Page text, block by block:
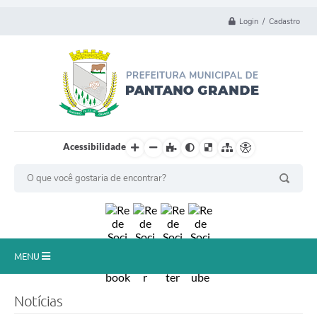
Login / Cadastro
Acessibilidade
MENU
Notícias